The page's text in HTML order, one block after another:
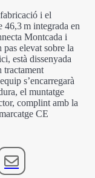
i el
46,3 m integrada en
Montcada i
elevat sobre la
està dissenyada
tractament
s’encarregarà
el muntatge
complint amb la
CE